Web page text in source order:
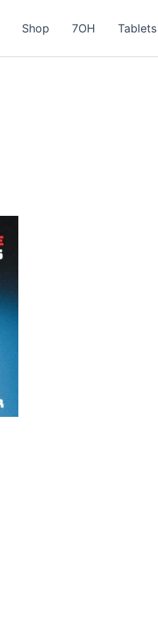
Shop 7OH Tablets